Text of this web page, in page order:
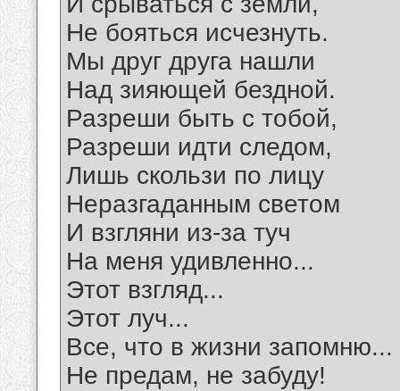
Не бояться исчезнуть.
Мы друг друга нашли
Над зияющей бездной.
Разреши быть с тобой,
Разреши идти следом,
Лишь скользи по лицу
Неразгаданным светом
И взгляни из-за туч
На меня удивленно...
Этот взгляд...
Этот луч...
Все, что в жизни запомню...
Не предам, не забуду!